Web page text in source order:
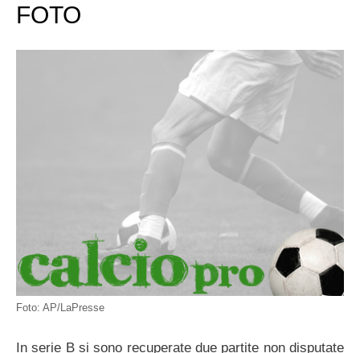
FOTO
Foto: AP/LaPresse
In serie B si sono recuperate due partite non disputate